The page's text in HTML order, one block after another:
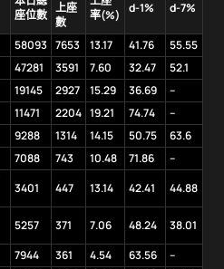
座位數 上座
數
率(%)
d-1% d-7%
58093 7653 13.17 41.76
55.55
47281 3591 7.60 32.47
52.1
19145 2927 15.29 36.69
–
11471 2204 19.21 74.74
–
9288 1314 14.15 50.75
63.6
7088 743 10.48 71.86
–
3401 447 13.14 42.41 44.88
5257 371 7.06 48.24
38.01
7944 361 4.54 63.56
–